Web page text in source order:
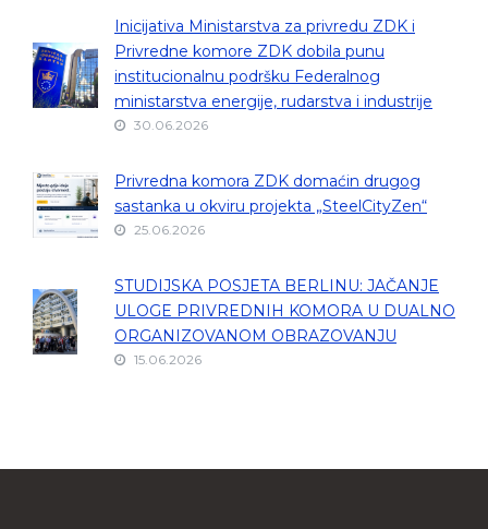
Inicijativa Ministarstva za privredu ZDK i
Privredne komore ZDK dobila punu
institucionalnu podršku Federalnog
ministarstva energije, rudarstva i industrije
30.06.2026
Privredna komora ZDK domaćin drugog
sastanka u okviru projekta „SteelCityZen“
25.06.2026
STUDIJSKA POSJETA BERLINU: JAČANJE
ULOGE PRIVREDNIH KOMORA U DUALNO
ORGANIZOVANOM OBRAZOVANJU
15.06.2026